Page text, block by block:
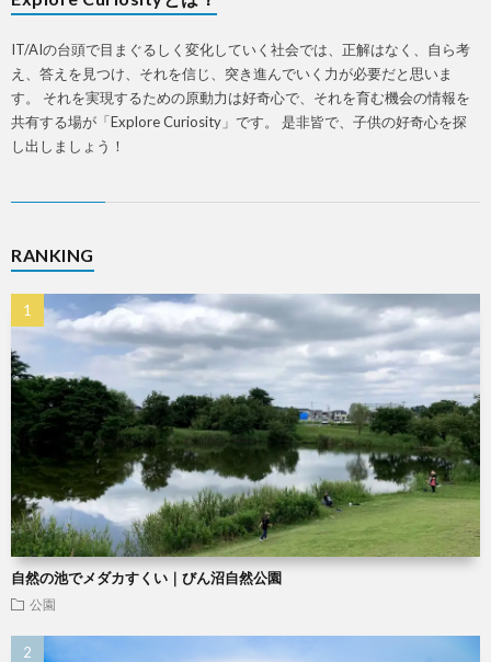
IT/AIの台頭で目まぐるしく変化していく社会では、正解はなく、自ら考
え、答えを見つけ、それを信じ、突き進んでいく力が必要だと思いま
す。 それを実現するための原動力は好奇心で、それを育む機会の情報を
共有する場が「Explore Curiosity」です。 是非皆で、子供の好奇心を探
し出しましょう！
RANKING
自然の池でメダカすくい｜びん沼自然公園
公園